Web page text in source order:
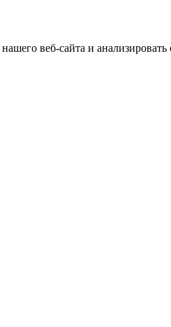
веб-сайта и анализировать